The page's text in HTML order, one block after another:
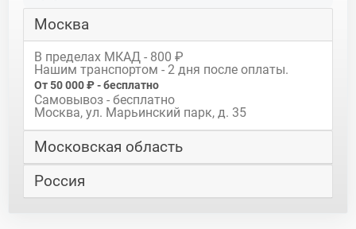
Москва
В пределах МКАД - 800 ₽
Нашим транспортом - 2 дня после оплаты.
От 50 000 ₽ - бесплатно
Самовывоз - бесплатно
Москва, ул. Марьинский парк, д. 35
Московская область
Россия